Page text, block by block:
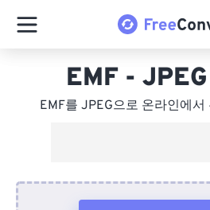
EMF - JPEG
EMF를 JPEG으로 온라인에